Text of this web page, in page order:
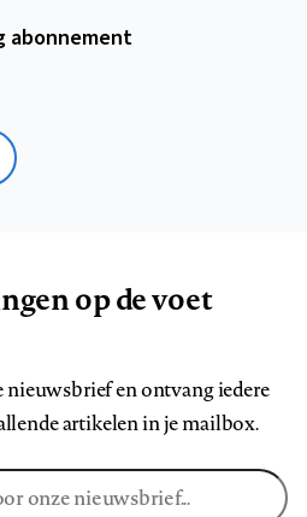
abonnement
op de voet
en ontvang iedere
artikelen in je mailbox.